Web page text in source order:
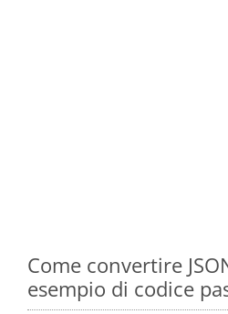
Come convertire
esempio di codice